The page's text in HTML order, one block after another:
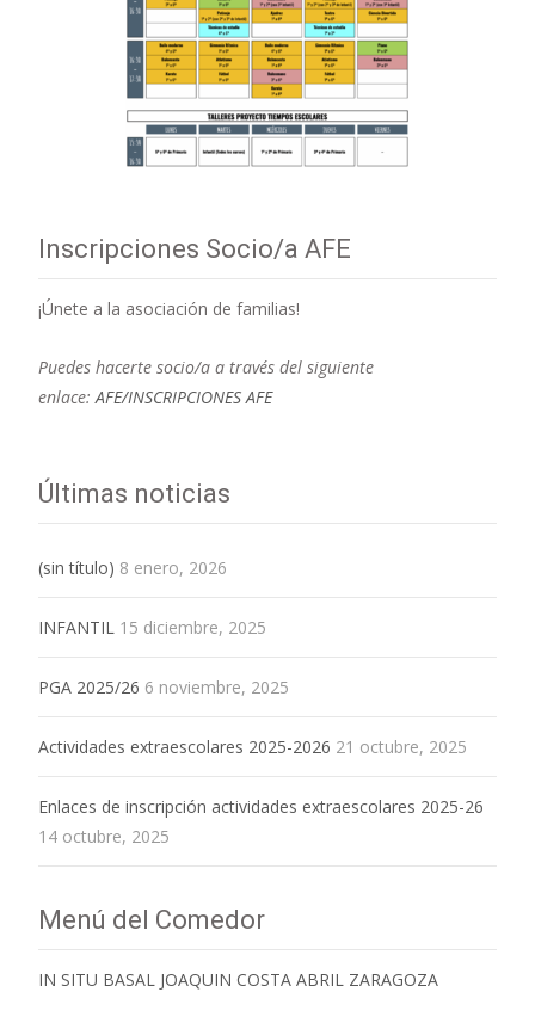
Inscripciones Socio/a AFE
¡Únete a la asociación de familias!
Puedes hacerte socio/a a través del siguiente
enlace:AFE/INSCRIPCIONES AFE
Últimas noticias
(sin título) 8 enero, 2026
INFANTIL 15 diciembre, 2025
PGA 2025/26 6 noviembre, 2025
Actividades extraescolares 2025-2026 21 octubre, 2025
Enlaces de inscripción actividades extraescolares 2025-26
14 octubre, 2025
Menú del Comedor
IN SITU BASAL JOAQUIN COSTA ABRIL ZARAGOZA